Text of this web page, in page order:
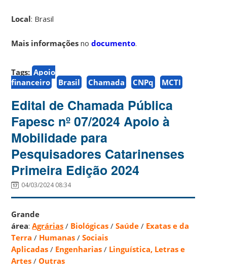
Local: Brasil
Mais informações nodocumento.
Tags: Apoio
financeiro
Brasil Chamada CNPq MCTI
Edital de Chamada Pública
Fapesc nº 07/2024 Apoio à
Mobilidade para
Pesquisadores Catarinenses
Primeira Edição 2024
04/03/2024 08:34
Grande
área:Agrárias / Biológicas /Saúde / Exatas e da
Terra / Humanas /Sociais
Aplicadas / Engenharias / Linguística, Letras e
Artes /Outras